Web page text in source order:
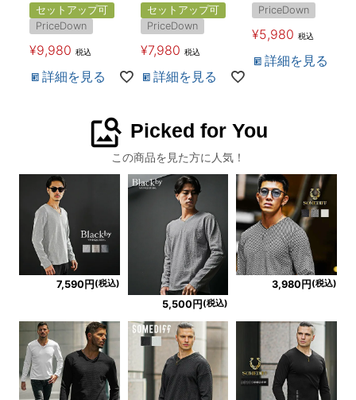
セットアップ可
PriceDown
¥9,980 税込
詳細を見る
セットアップ可
PriceDown
¥7,980 税込
詳細を見る
PriceDown
¥5,980 税込
詳細を見る
image_search Picked for You
この商品を見た方に人気！
7,590円(税込)
5,500円 (税込)
3,980円(税込)